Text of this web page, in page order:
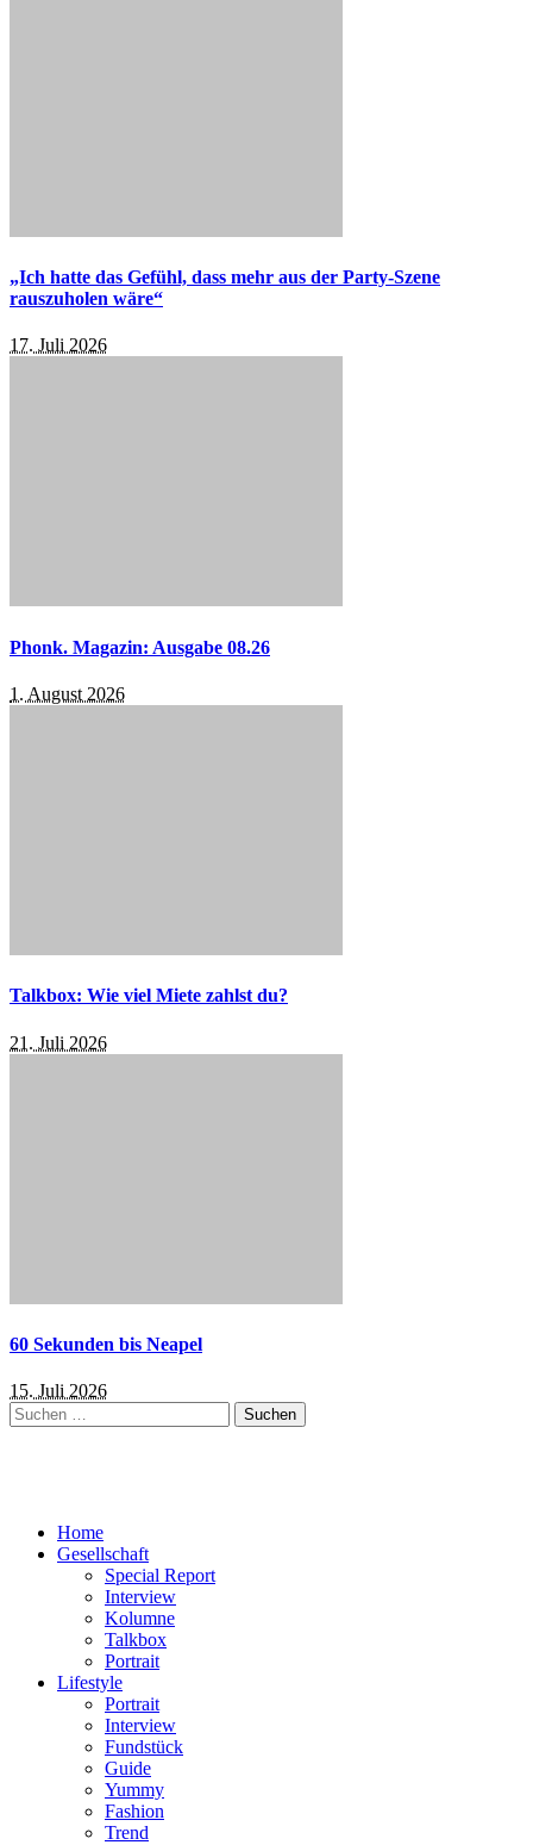
„Ich hatte das Gefühl, dass mehr aus der Party-Szene
rauszuholen wäre“
17. Juli 2026
Phonk. Magazin: Ausgabe 08.26
1. August 2026
Talkbox: Wie viel Miete zahlst du?
21. Juli 2026
60 Sekunden bis Neapel
15. Juli 2026
Suchen
nach:
Home
Gesellschaft
Special Report
Interview
Kolumne
Talkbox
Portrait
Lifestyle
Portrait
Interview
Fundstück
Guide
Yummy
Fashion
Trend